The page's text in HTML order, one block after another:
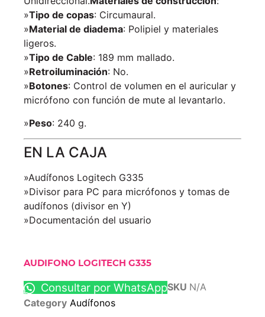
»Tipo de copas: Circumaural.
»Material de diadema: Polipiel y materiales
ligeros.
»Tipo de Cable: 189 mm mallado.
»Retroiluminación: No.
»Botones: Control de volumen en el auricular y
micrófono con función de mute al levantarlo.
»Peso: 240 g.
EN LA CAJA
»Audífonos Logitech G335
»Divisor para PC para micrófonos y tomas de
audífonos (divisor en Y)
»Documentación del usuario
AUDIFONO LOGITECH G335
Consultar por WhatsAppSKU N/A
Category Audífonos